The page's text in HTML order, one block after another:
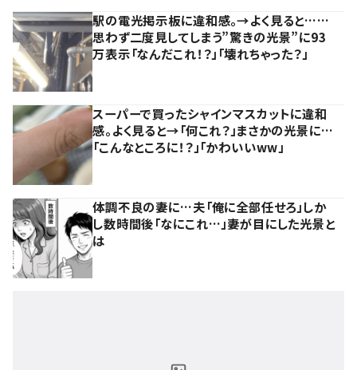
駅の電光掲示板に違和感。→よく見ると……
思わず二度見してしまう”驚きの光景”に93
万表示「なんだこれ！？」「壊れちゃった？」
スーパーで買ったシャインマスカットに違和
感。よく見ると→「何これ？」まさかの光景に…
「こんなところに！？」「かわいいww」
体調不良の妻に…夫「俺に全部任せろ」しか
し数時間後「なにこれ…」妻が目にした光景と
は